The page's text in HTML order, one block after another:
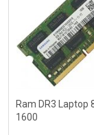
Ram DR3 Laptop
1600